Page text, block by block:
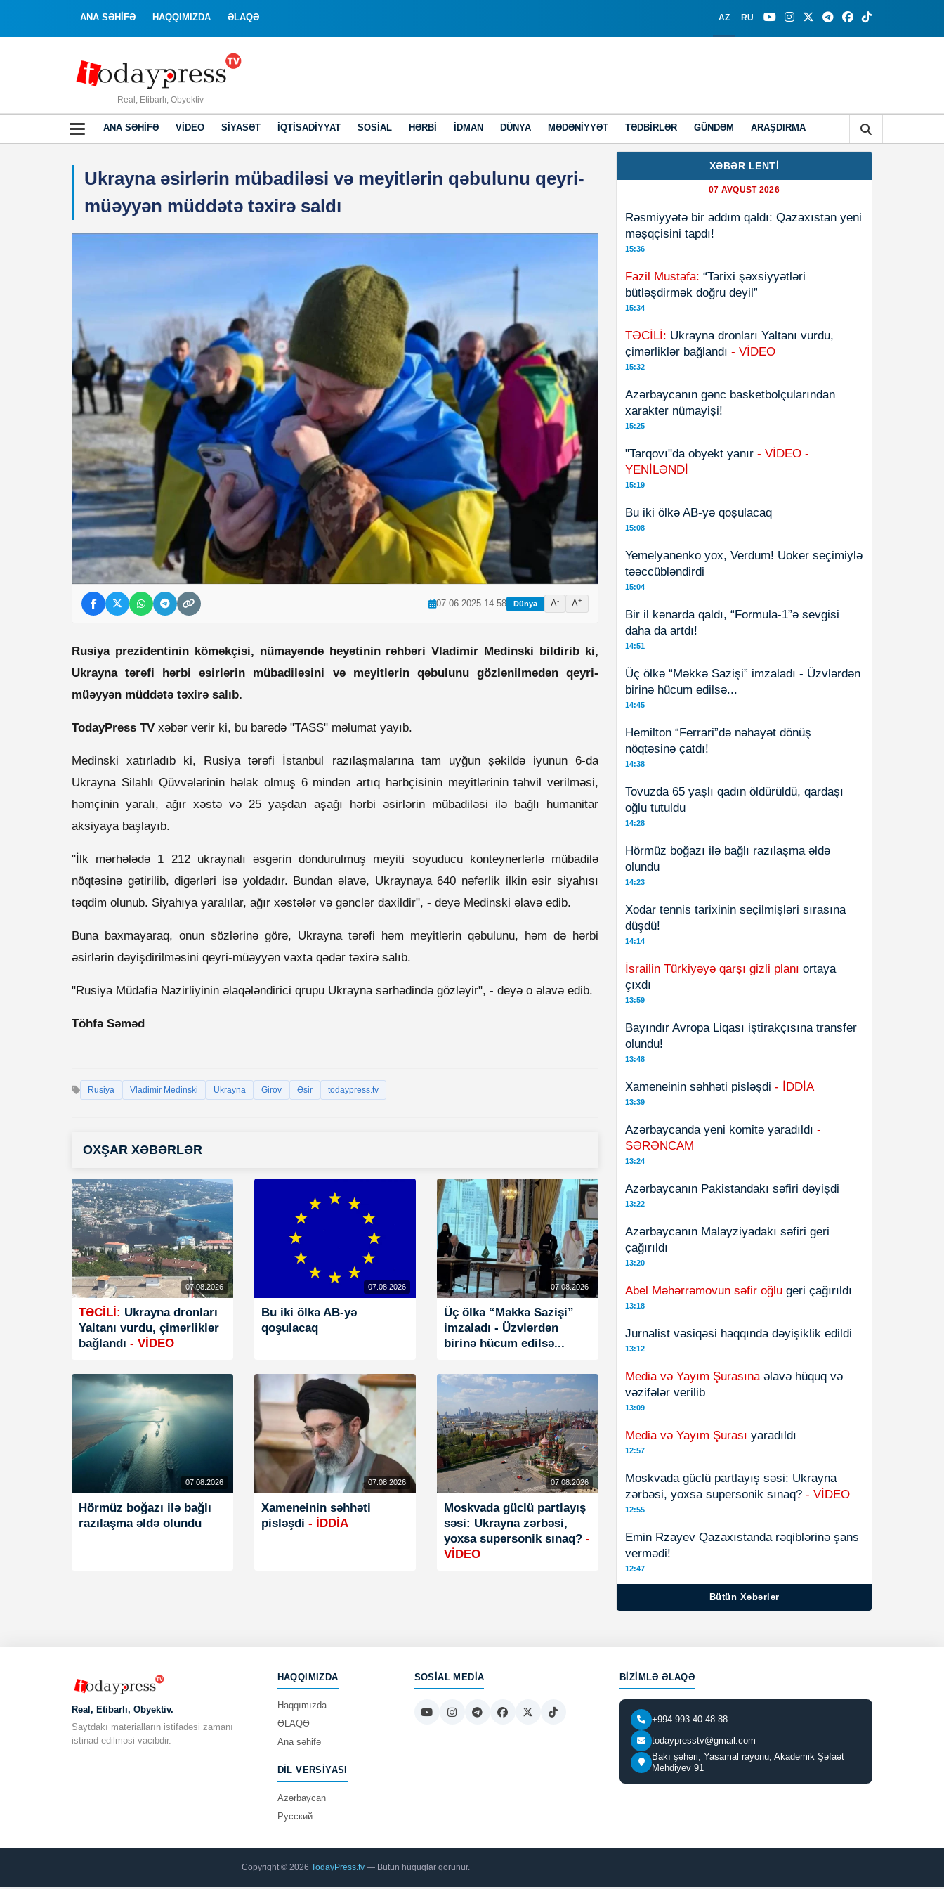
ANA SƏHİFƏ HAQQIMIZDA ƏLAQƏ AZ RU
Real, Etibarlı, Obyektiv
ANA SƏHIFƏ VIDEO SIYASƏT İQTISADIYYAT SOSIAL HƏRBI İDMAN DÜNYA MƏDƏNIYYƏT TƏDBIRLƏR GÜNDƏM ARAŞDIRMA
Ukrayna əsirlərin mübadiləsi və meyitlərin qəbulunu qeyri-
müəyyən müddətə təxirə saldı
07.06.2025 14:58 Dünya A- A+
Rusiya prezidentinin köməkçisi, nümayəndə heyətinin rəhbəri Vladimir Medinski bildirib ki,
Ukrayna tərəfi hərbi əsirlərin mübadiləsini və meyitlərin qəbulunu gözlənilmədən qeyri-
müəyyən müddətə təxirə salıb.
TodayPress TV xəbər verir ki, bu barədə "TASS" məlumat yayıb.
Medinski xatırladıb ki, Rusiya tərəfi İstanbul razılaşmalarına tam uyğun şəkildə iyunun 6-da
Ukrayna Silahlı Qüvvələrinin həlak olmuş 6 mindən artıq hərbçisinin meyitlərinin təhvil verilməsi,
həmçinin yaralı, ağır xəstə və 25 yaşdan aşağı hərbi əsirlərin mübadiləsi ilə bağlı humanitar
aksiyaya başlayıb.
"İlk mərhələdə 1 212 ukraynalı əsgərin dondurulmuş meyiti soyuducu konteynerlərlə mübadilə
nöqtəsinə gətirilib, digərləri isə yoldadır. Bundan əlavə, Ukraynaya 640 nəfərlik ilkin əsir siyahısı
təqdim olunub. Siyahıya yaralılar, ağır xəstələr və gənclər daxildir", - deyə Medinski əlavə edib.
Buna baxmayaraq, onun sözlərinə görə, Ukrayna tərəfi həm meyitlərin qəbulunu, həm də hərbi
əsirlərin dəyişdirilməsini qeyri-müəyyən vaxta qədər təxirə salıb.
"Rusiya Müdafiə Nazirliyinin əlaqələndirici qrupu Ukrayna sərhədində gözləyir", - deyə o əlavə edib.
Töhfə Səməd
Rusiya Vladimir Medinski Ukrayna Girov Əsir todaypress.tv
OXŞAR XƏBƏRLƏR
07.08.2026
TƏCİLİ: Ukrayna dronları
Yaltanı vurdu, çimərliklər
bağlandı - VİDEO
07.08.2026
Bu iki ölkə AB-yə
qoşulacaq
07.08.2026
Üç ölkə “Məkkə Sazişi”
imzaladı - Üzvlərdən
birinə hücum edilsə...
07.08.2026
Hörmüz boğazı ilə bağlı
razılaşma əldə olundu
07.08.2026
Xameneinin səhhəti
pisləşdi - İDDİA
07.08.2026
Moskvada güclü partlayış
səsi: Ukrayna zərbəsi,
yoxsa supersonik sınaq? -
VİDEO
XƏBƏR LENTİ
07 AVQUST 2026
Rəsmiyyətə bir addım qaldı: Qazaxıstan yeni
məşqçisini tapdı!
15:36
Fazil Mustafa: “Tarixi şəxsiyyətləri
bütləşdirmək doğru deyil”
15:34
TƏCİLİ: Ukrayna dronları Yaltanı vurdu,
çimərliklər bağlandı - VİDEO
15:32
Azərbaycanın gənc basketbolçularından
xarakter nümayişi!
15:25
"Tarqovı"da obyekt yanır - VİDEO -
YENİLƏNDİ
15:19
Bu iki ölkə AB-yə qoşulacaq
15:08
Yemelyanenko yox, Verdum! Uoker seçimiylə
təəccübləndirdi
15:04
Bir il kənarda qaldı, “Formula-1”ə sevgisi
daha da artdı!
14:51
Üç ölkə “Məkkə Sazişi” imzaladı - Üzvlərdən
birinə hücum edilsə...
14:45
Hemilton “Ferrari”də nəhayət dönüş
nöqtəsinə çatdı!
14:38
Tovuzda 65 yaşlı qadın öldürüldü, qardaşı
oğlu tutuldu
14:28
Hörmüz boğazı ilə bağlı razılaşma əldə
olundu
14:23
Xodar tennis tarixinin seçilmişləri sırasına
düşdü!
14:14
İsrailin Türkiyəyə qarşı gizli planı ortaya
çıxdı
13:59
Bayındır Avropa Liqası iştirakçısına transfer
olundu!
13:48
Xameneinin səhhəti pisləşdi - İDDİA
13:39
Azərbaycanda yeni komitə yaradıldı -
SƏRƏNCAM
13:24
Azərbaycanın Pakistandakı səfiri dəyişdi
13:22
Azərbaycanın Malayziyadakı səfiri geri
çağırıldı
13:20
Abel Məhərrəmovun səfir oğlu geri çağırıldı
13:18
Jurnalist vəsiqəsi haqqında dəyişiklik edildi
13:12
Media və Yayım Şurasına əlavə hüquq və
vəzifələr verilib
13:09
Media və Yayım Şurası yaradıldı
12:57
Moskvada güclü partlayış səsi: Ukrayna
zərbəsi, yoxsa supersonik sınaq? - VİDEO
12:55
Emin Rzayev Qazaxıstanda rəqiblərinə şans
vermədi!
12:47
Bütün Xəbərlər
Real, Etibarlı, Obyektiv.
Saytdakı materialların istifadəsi zamanı
istinad edilməsi vacibdir.
HAQQIMIZDA
Haqqımızda
ƏLAQƏ
Ana səhifə
DIL VERSIYASI
Azərbaycan
Русский
SOSIAL MEDIA BIZIMLƏ ƏLAQƏ
+994 993 40 48 88
todaypresstv@gmail.com
Bakı şəhəri, Yasamal rayonu, Akademik Şəfaət
Mehdiyev 91
Copyright © 2026TodayPress.tv — Bütün hüquqlar qorunur.